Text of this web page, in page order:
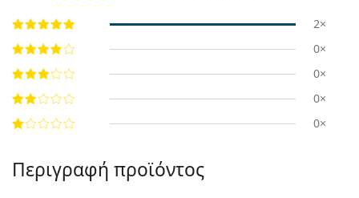
2×
0×
0×
0×
0×
Περιγραφή προϊόντος